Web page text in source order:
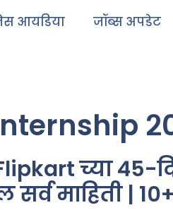
आयडिया जॉब्स अपडेट
च्या 45-
माहिती |